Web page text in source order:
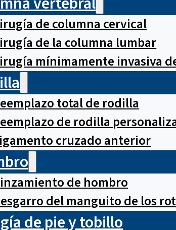
de columna cervical
de la columna lumbar
mínimamente invasiva
total de rodilla
de rodilla
cruzado anterior
de hombro
del manguito de los
de pie y tobillo